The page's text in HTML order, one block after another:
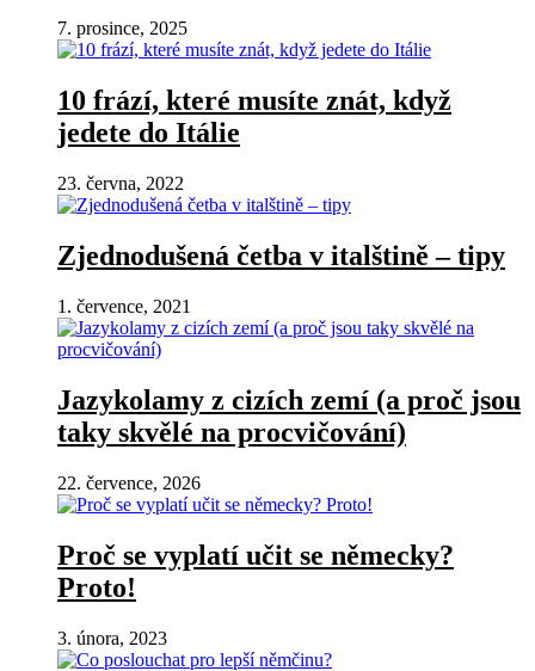
7. prosince, 2025
10 frází, které musíte znát, když
jedete do Itálie
23. června, 2022
Zjednodušená četba v italštině – tipy
1. července, 2021
Jazykolamy z cizích zemí (a proč jsou
taky skvělé na procvičování)
22. července, 2026
Proč se vyplatí učit se německy?
Proto!
3. února, 2023